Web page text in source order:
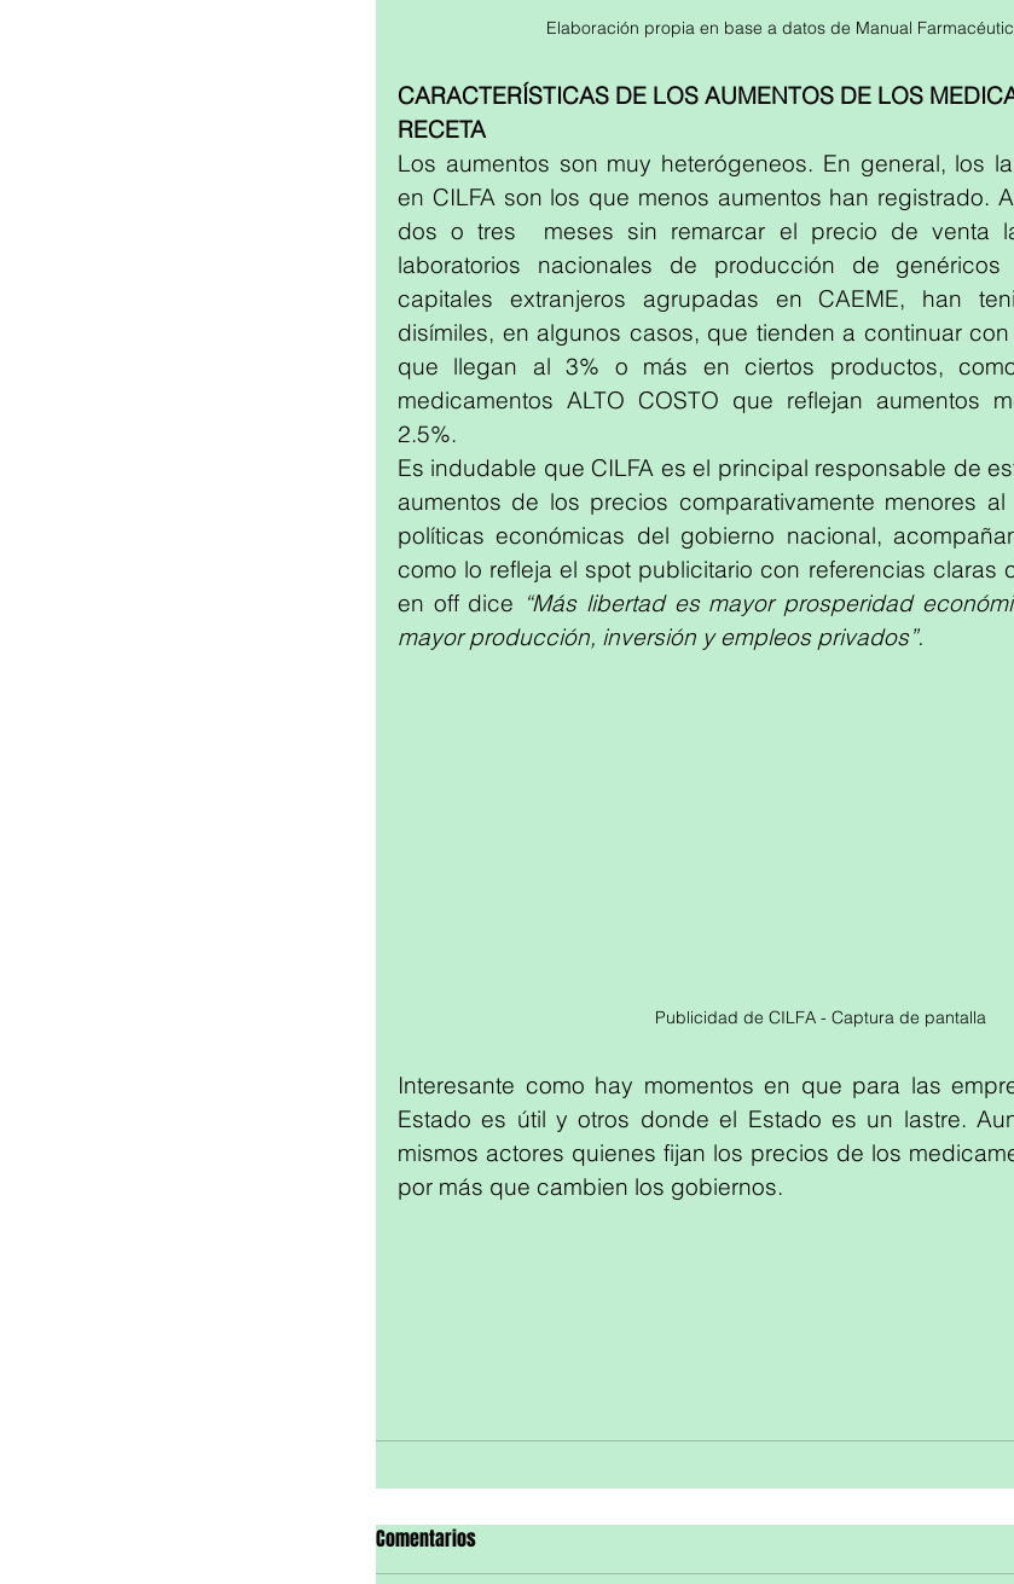
Elaboración propia en base a datos de Manual
CARACTERÍSTICAS DE LOS AUMENTOS DE LOS
RECETA
Los aumentos son muy heterógeneos. En general, los
en CILFA son los que menos aumentos han registrado.
dos o tres  meses sin remarcar el precio de venta
laboratorios nacionales de producción de
capitales extranjeros agrupadas en CAEME, han
disímiles, en algunos casos, que tienden a continuar
que llegan al 3% o más en ciertos productos,
medicamentos ALTO COSTO que reflejan aumentos
2.5%.
Es indudable que CILFA es el principal responsable de
aumentos de los precios comparativamente menores
políticas económicas del gobierno nacional,
como lo refleja el spot publicitario con referencias claras
en off dice “Más libertad es mayor prosperidad
mayor producción, inversión y empleos privados”.
Publicidad de CILFA - Captura de pantalla
Interesante como hay momentos en que para las
Estado es útil y otros donde el Estado es un lastre.
mismos actores quienes fijan los precios de los
por más que cambien los gobiernos.
Comentarios